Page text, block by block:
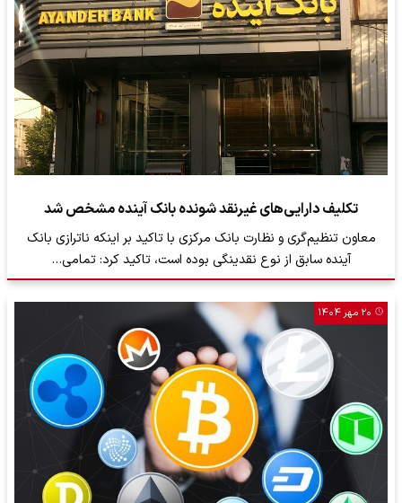
تکلیف دارایی‌های غیرنقد شونده بانک آینده مشخص شد
معاون تنظیم‌گری و نظارت بانک مرکزی با تاکید بر اینکه ناترازی بانک
آینده سابق از نوع نقدینگی بوده است، تاکید کرد: تمامی…
۲۰ مهر ۱۴۰۴